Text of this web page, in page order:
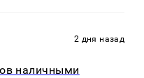
2 дня назад
наличными